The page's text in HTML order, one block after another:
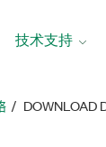
技术支持
DOWNLOAD